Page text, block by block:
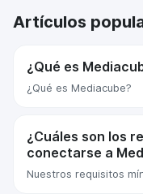
Artículos
¿Qué es
¿Qué es Mediacube?
¿Cuáles son los
conectarse a
Nuestros requisitos